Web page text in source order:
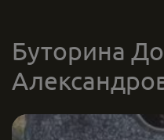
Буторина